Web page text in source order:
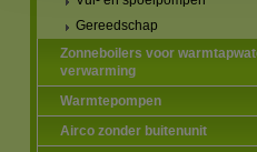
Gereedschap
Zonneboilers voor
verwarming
Warmtepompen
Airco zonder buitenunit